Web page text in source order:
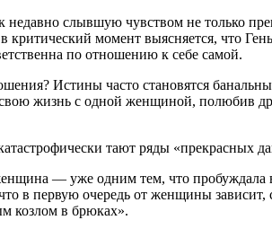
слывшую чувством не только
критический момент выясняется, что
по отношению к себе самой.
Истины часто становятся
свою жизнь с одной женщиной, полюбив
тают ряды «прекрасных
— уже одним тем, что
в первую очередь от женщины
козлом в брюках».